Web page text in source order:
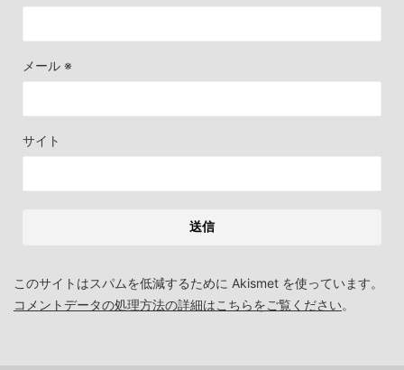
メール ※
サイト
このサイトはスパムを低減するために Akismet を使っています。
コメントデータの処理方法の詳細はこちらをご覧ください。